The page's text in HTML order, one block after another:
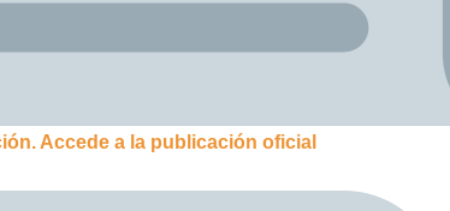
Accede a la publicación oficial